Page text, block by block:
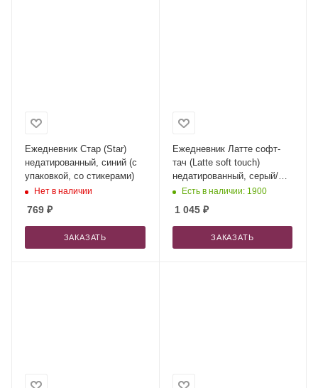
Ежедневник Стар (Star)
недатированный, синий (с
упаковкой, со стикерами)
Нет в наличии
769 ₽
ЗАКАЗАТЬ
Ежедневник Латте софт-
тач (Latte soft touch)
недатированный, серый/
красный (без стикеров)
Есть в наличии: 1900
1 045₽
ЗАКАЗАТЬ